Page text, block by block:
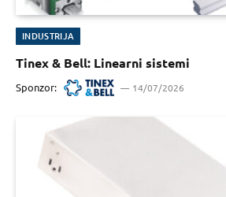
INDUSTRIJA
Tinex & Bell: Linearni sistemi
Sponzor: 14/07/2026